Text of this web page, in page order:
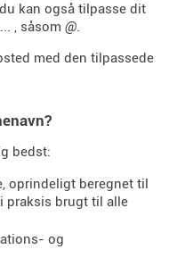
kan også tilpasse dit
, såsom @.
med den tilpassede
bedst:
oprindeligt beregnet til
praksis brugt til alle
og